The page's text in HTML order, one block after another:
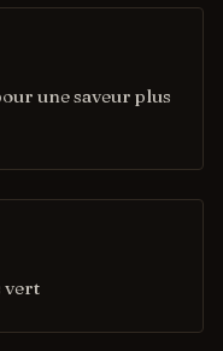
une saveur plus
vert